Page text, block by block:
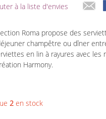
à la liste d'envies
Roma propose des
champêtre ou dîner
en lin à rayures avec
Harmony.
2 en stock